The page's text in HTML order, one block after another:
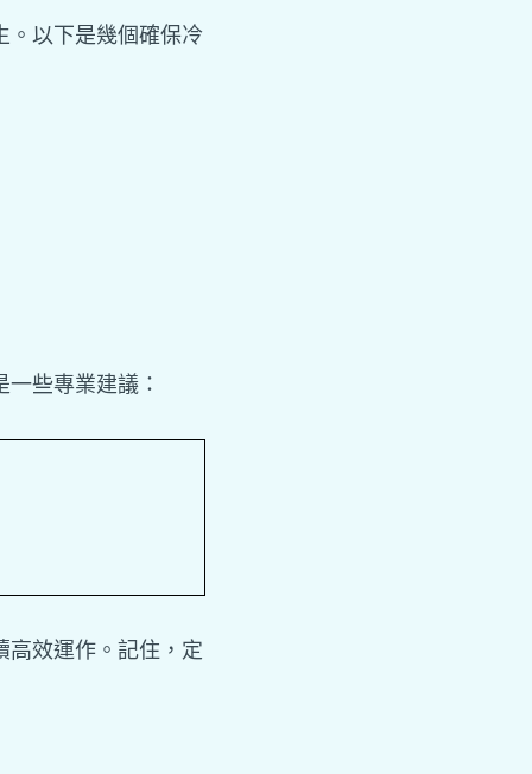
。以下是幾個確保冷
些專業建議：
高效運作。記住，定